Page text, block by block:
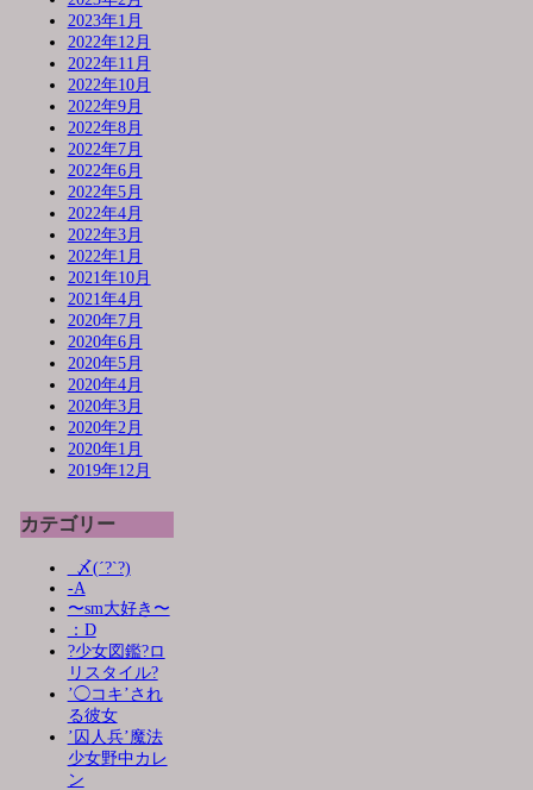
2023年1月
2022年12月
2022年11月
2022年10月
2022年9月
2022年8月
2022年7月
2022年6月
2022年5月
2022年4月
2022年3月
2022年1月
2021年10月
2021年4月
2020年7月
2020年6月
2020年5月
2020年4月
2020年3月
2020年2月
2020年1月
2019年12月
カテゴリー
_〆(´?`?)
-A
〜sm大好き〜
：D
?少女図鑑?ロ
リスタイル?
’◯コキ’され
る彼女
’囚人兵’魔法
少女野中カレ
ン